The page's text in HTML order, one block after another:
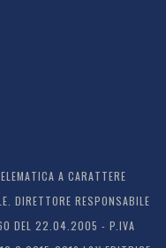
A CARATTERE
DIRETTORE RESPONSABILE
DEL 22.04.2005 - P.IVA